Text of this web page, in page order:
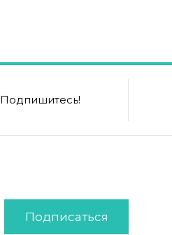
Подпишитесь!
Подписаться